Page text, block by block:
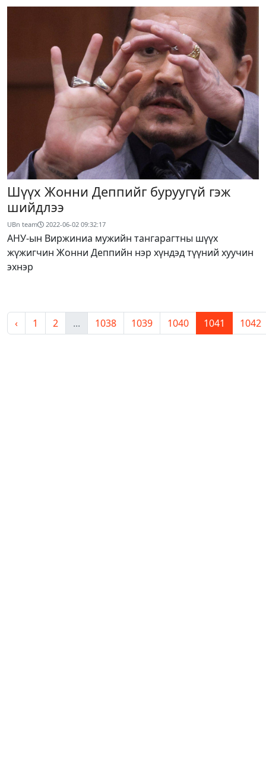
Шүүх Жонни Деппийг буруугүй гэж
шийдлээ
UBn team 2022-06-02 09:32:17
АНУ-ын Виржиниа мужийн тангарагтны шүүх
жүжигчин Жонни Деппийн нэр хүндэд түүний хуучин
эхнэр
‹ 1 2 ... 1038 1039 1040 1041 1042